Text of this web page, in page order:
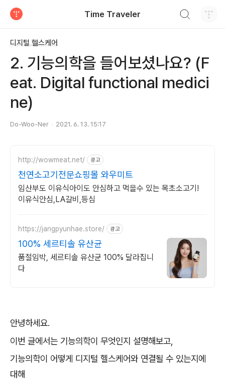
Time Traveler
디지털 헬스케어
2. 기능의학을 들어보셨나요? (F
eat. Digital functional medici
ne)
Do-Woo-Ner 2021. 6. 13. 15:17
http://wowmeat.net/ 광고
천연소고기전문쇼핑몰 와우미트
임산부도 이유식아이도 안심하고 먹을수 있는 목초소고기!
이유식안심,LA갈비,등심
https://jangpyunhae.store/ 광고
100% 세르티솔 유산균
품절임박, 세르티솔 유산균 100% 달라집니
다
안녕하세요.
이번 글에서는 기능의학이 무엇인지 설명해보고,
기능의학이 어떻게 디지털 헬스케어와 연결될 수 있는지에
대해